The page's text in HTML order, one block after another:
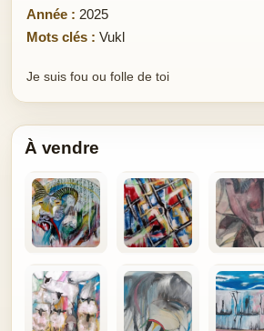
Année : 2025
Mots clés : Vukl
Je suis fou ou folle de toi
À vendre